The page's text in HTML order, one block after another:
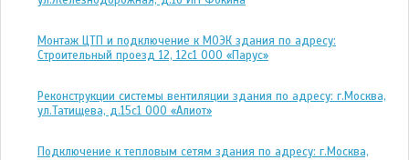
Монтаж ЦТП и подключение к МОЭК здания по адресу:
Строительный проезд 12, 12с1 ООО «Парус»
Реконструкции системы вентиляции здания по адресу: г.Москва,
ул.Татищева, д.15с1 ООО «Алиот»
Подключение к тепловым сетям здания по адресу: г.Москва,